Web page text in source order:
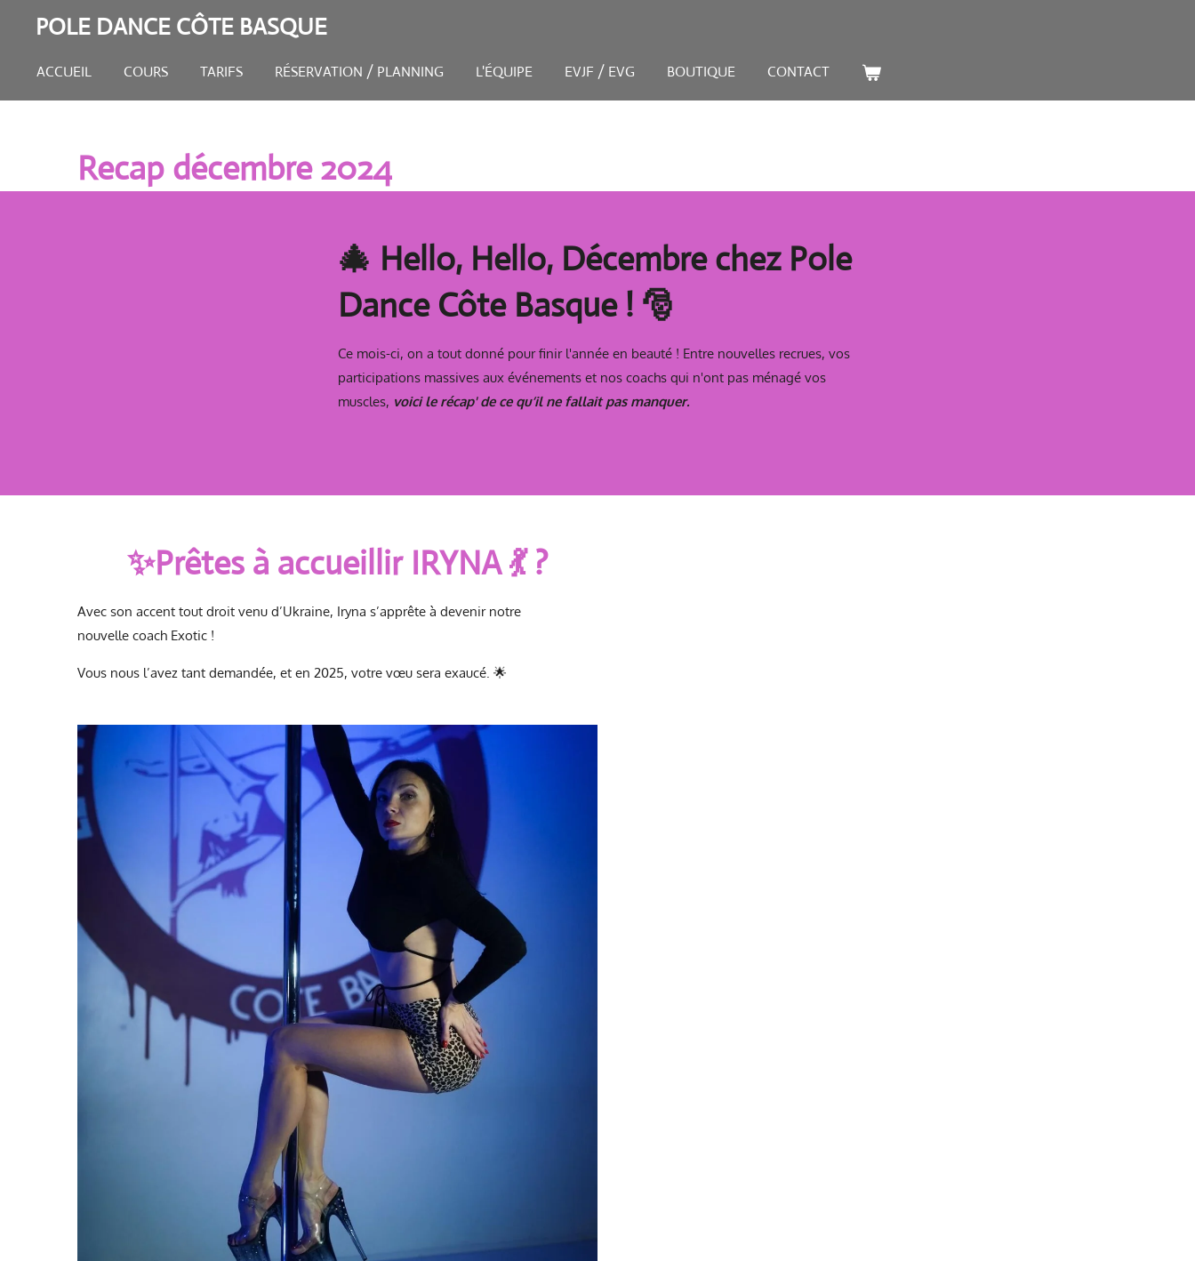
Passer
contenu
POLE DANCE CÔTE BASQUE
ACCUEIL COURS TARIFS RÉSERVATION / PLANNING L'ÉQUIPE EVJF / EVG BOUTIQUE CONTACT
Recap décembre 2024
🎄 Hello, Hello, Décembre chez Pole
Dance Côte Basque ! 🎅
Ce mois-ci, on a tout donné pourfinir l'année en beauté ! Entre nouvelles recrues, vos
participations massives aux événements et nos coachs qui n'ont pas ménagé vos
muscles, voici le récap' de ce qu’il ne fallait pas manquer.
✨Prêtes à accueillir IRYNA 💃 ?
Avec son accent tout droit venu d’Ukraine, Iryna s’apprête à devenir notre
nouvelle coach Exotic !
Vous nous l’avez tant demandée, et en 2025, votre vœu sera exaucé. 🌟